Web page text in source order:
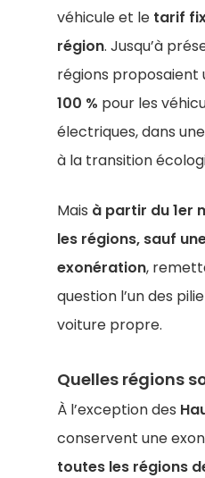
véhicule et le tarif
région. Jusqu’à
régions proposaient
100 % pour les
électriques, dans
à la transition
Mais à partir du 1er
les régions, sauf
exonération,
question l’un des
voiture propre.
Quelles régions
À l’exception des
conservent une
toutes les régions